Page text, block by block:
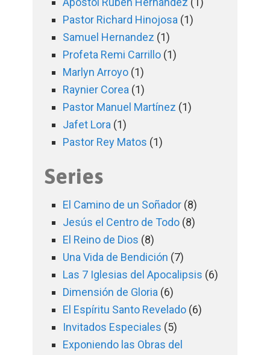
Pastor Richard Hinojosa (1)
Samuel Hernandez (1)
Profeta Remi Carrillo (1)
Marlyn Arroyo (1)
Raynier Corea (1)
Pastor Manuel Martínez (1)
Jafet Lora (1)
Pastor Rey Matos (1)
Series
El Camino de un Soñador (8)
Jesús el Centro de Todo (8)
El Reino de Dios (8)
Una Vida de Bendición (7)
Las 7 Iglesias del Apocalipsis (6)
Dimensión de Gloria (6)
El Espíritu Santo Revelado (6)
Invitados Especiales (5)
Exponiendo las Obras del